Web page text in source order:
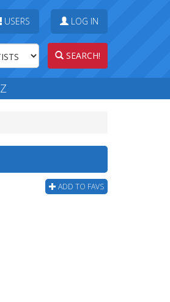
USERS LOG IN
SEARCH!
Z
ADD TO FAVS